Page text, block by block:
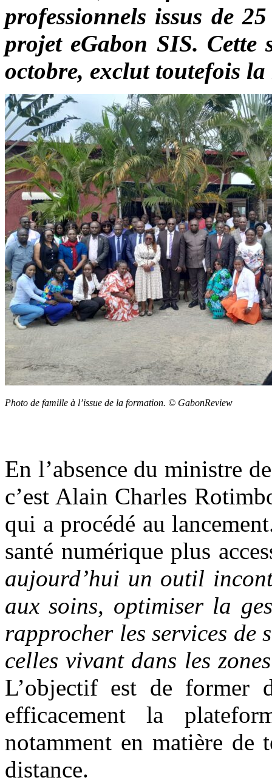
professionnels issus de
projet eGabon SIS. Cette
octobre, exclut toutefois
Photo de famille à l’issue de la formation. © GabonReview
En l’absence du ministre
c’est Alain Charles
qui a procédé au
santé numérique plus
aujourd’hui un outil
aux soins, optimiser la
rapprocher les services de
celles vivant dans les
L’objectif est de former
efficacement la
notamment en matière de
distance.